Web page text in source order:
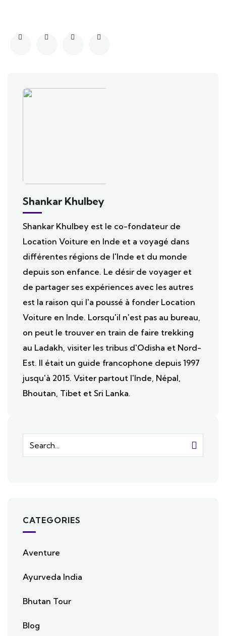
Shankar Khulbey
Shankar Khulbey est le co-fondateur de
Location Voiture en Inde et a voyagé dans
différentes régions de l'Inde et du monde
depuis son enfance. Le désir de voyager et
de partager ses expériences avec les autres
est la raison qui l'a poussé à fonder Location
Voiture en Inde. Lorsqu'il n'est pas au bureau,
on peut le trouver en train de faire trekking
au Ladakh, visiter les tribus d'Odisha et Nord-
Est. Il était un guide francophone depuis 1997
jusqu'à 2015. Vsiter partout l'Inde, Népal,
Bhoutan, Tibet et Sri Lanka.
CATEGORIES
Aventure
Ayurveda India
Bhutan Tour
Blog